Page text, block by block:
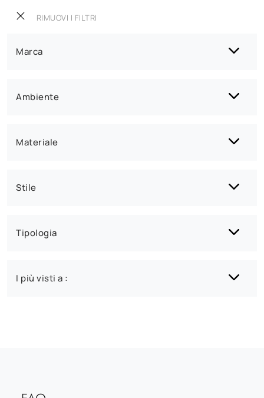
RIMUOVI I FILTRI
Marca
Ambiente
Materiale
Stile
Tipologia
I più visti a :